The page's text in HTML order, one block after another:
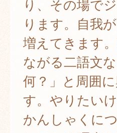
り、その場で
ります。自我
増えてきます
ながる二語文
何？」と周囲
す。やりたい
かんしゃくに